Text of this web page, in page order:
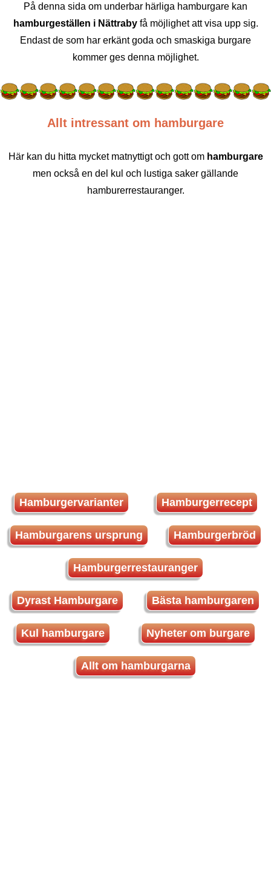
På denna sida om underbar härliga hamburgare kan
hamburgeställen i Nättrabyfå möjlighet att visa upp sig.
Endast de som har erkänt goda och smaskiga burgare
kommer ges denna möjlighet.
Allt intressant om hamburgare
Här kan du hitta mycket matnyttigt och gott om hamburgare
men också en del kul och lustiga saker gällande
hamburerrestauranger.
Hamburgervarianter Hamburgerrecept
Hamburgarens ursprung Hamburgerbröd
Hamburgerrestauranger
Dyrast Hamburgare Bästa hamburgaren
Kul hamburgare Nyheter om burgare
Allt om hamburgarna